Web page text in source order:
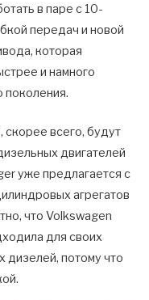
в паре с 10-
передач и новой
которая
и намного
скорее всего, будут
двигателей
уже предлагается с
агрегатов
что Volkswagen
для своих
дизелей, потому что